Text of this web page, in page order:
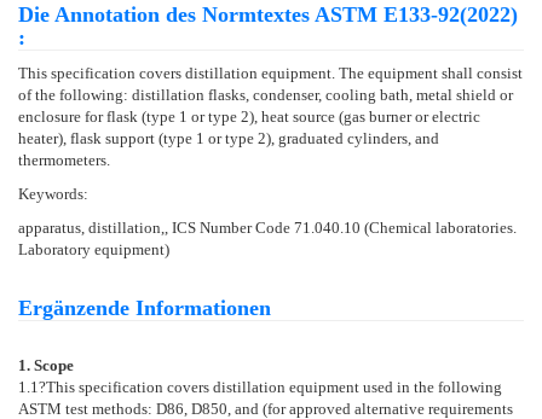
Die Annotation des Normtextes ASTM E133-92(2022)
:
This specification covers distillation equipment. The equipment shall consist
of the following: distillation flasks, condenser, cooling bath, metal shield or
enclosure for flask (type 1 or type 2), heat source (gas burner or electric
heater), flask support (type 1 or type 2), graduated cylinders, and
thermometers.
Keywords:
apparatus, distillation,, ICS Number Code 71.040.10 (Chemical laboratories.
Laboratory equipment)
Ergänzende Informationen
1. Scope
1.1 ?This specification covers distillation equipment used in the following
ASTM test methods: D86 D850 , and (for approved alternative requirements